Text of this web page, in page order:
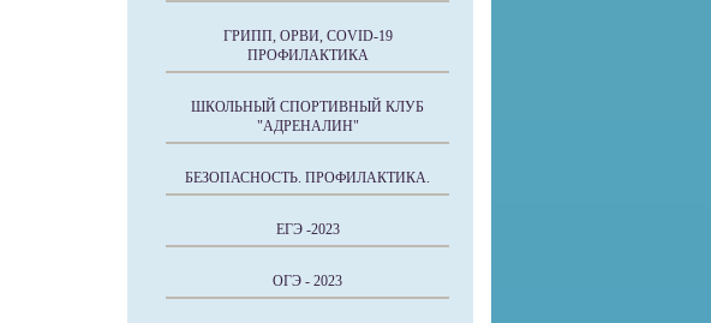
ГРИПП, ОРВИ, COVID-19
ПРОФИЛАКТИКА
ШКОЛЬНЫЙ СПОРТИВНЫЙ КЛУБ
"АДРЕНАЛИН"
БЕЗОПАСНОСТЬ. ПРОФИЛАКТИКА.
ЕГЭ -2023
ОГЭ - 2023